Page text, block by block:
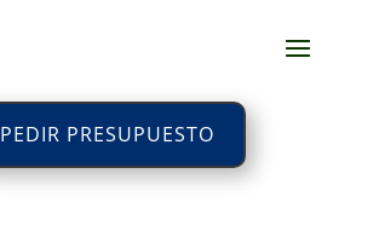
PEDIR PRESUPUESTO